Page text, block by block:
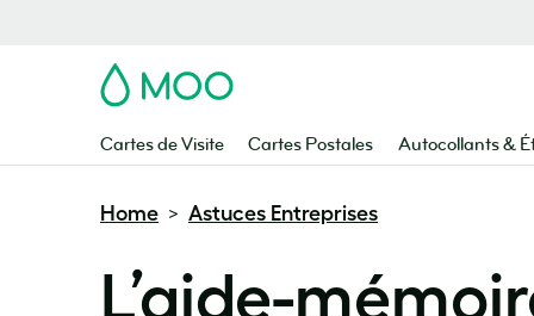
MOO
Cartes de Visite Cartes Postales Autocollants &
Home > Astuces Entreprises
L’aide-